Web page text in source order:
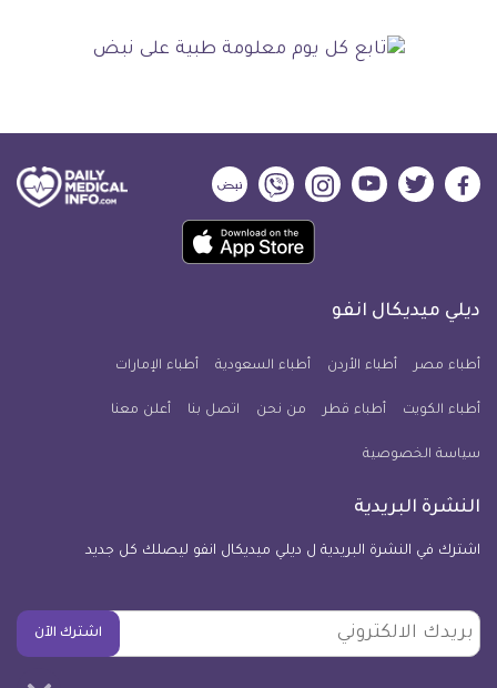
ديلي
فيسبوك
ديلي
تويتر
ديلي
ميديكال
يوتيوب
ديلي
ميديكال
انفو
ديلي
ميديكال
انفو
ديلي
ميديكال
انفو
حمل
تطبيق
معلومة
للآيفون
ديلي ميديكال انفو
أطباء مصر أطباء الأردن أطباء السعودية أطباء الإمارات
أطباء الكويت أطباء قطر من نحن اتصل بنا أعلن معنا
سياسة الخصوصية
النشرة البريدية
اشترك في النشرة البريدية ل ديلي ميديكال انفو ليصلك كل جديد
بريدك
الالكتروني
اشترك الآن